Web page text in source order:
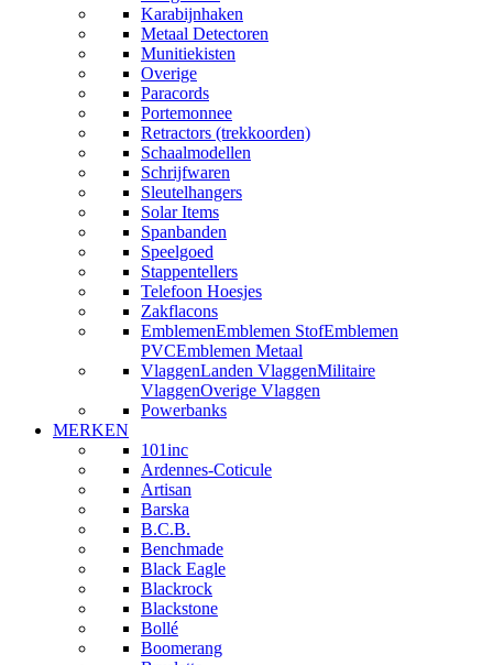
Karabijnhaken
Metaal Detectoren
Munitiekisten
Overige
Paracords
Portemonnee
Retractors (trekkoorden)
Schaalmodellen
Schrijfwaren
Sleutelhangers
Solar Items
Spanbanden
Speelgoed
Stappentellers
Telefoon Hoesjes
Zakflacons
EmblemenEmblemen StofEmblemen
PVCEmblemen Metaal
VlaggenLanden VlaggenMilitaire
VlaggenOverige Vlaggen
Powerbanks
MERKEN
101inc
Ardennes-Coticule
Artisan
Barska
B.C.B.
Benchmade
Black Eagle
Blackrock
Blackstone
Bollé
Boomerang